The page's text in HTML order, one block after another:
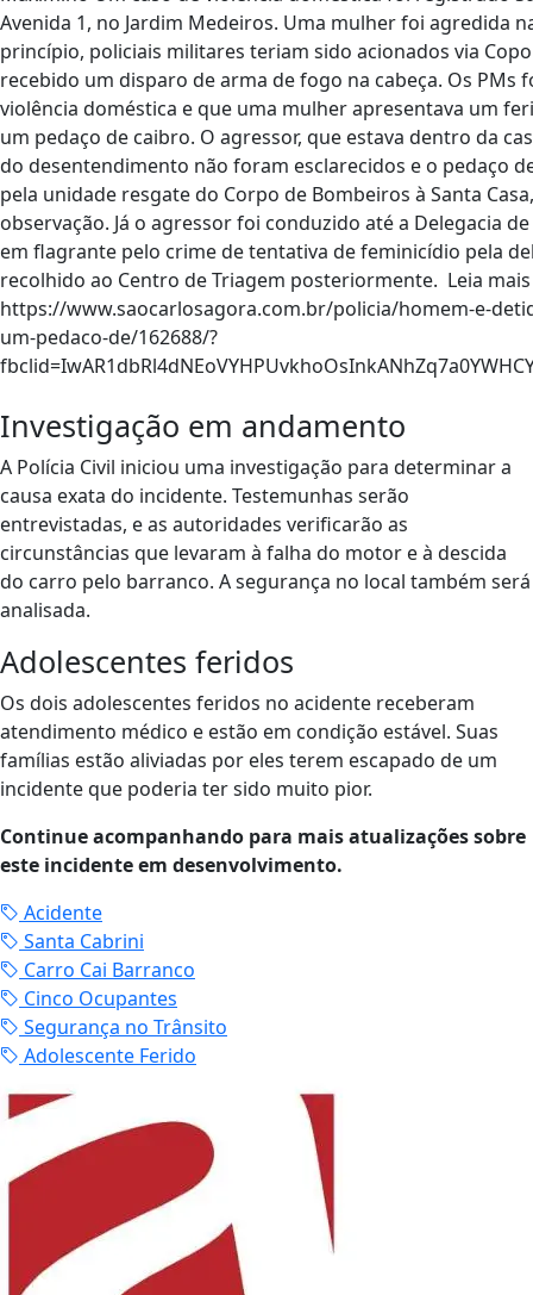
Investigação em andamento
A Polícia Civil iniciou uma investigação para determinar a
causa exata do incidente. Testemunhas serão
entrevistadas, e as autoridades verificarão as
circunstâncias que levaram à falha do motor e à descida
do carro pelo barranco. A segurança no local também será
analisada.
Adolescentes feridos
Os dois adolescentes feridos no acidente receberam
atendimento médico e estão em condição estável. Suas
famílias estão aliviadas por eles terem escapado de um
incidente que poderia ter sido muito pior.
Continue acompanhando para mais atualizações sobre
este incidente em desenvolvimento.
Acidente
Santa Cabrini
Carro Cai Barranco
Cinco Ocupantes
Segurança no Trânsito
Adolescente Ferido